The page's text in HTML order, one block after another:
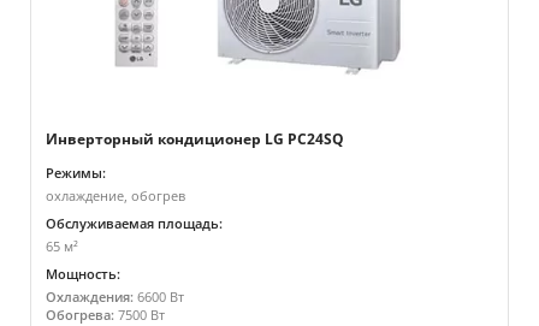
Инверторный кондиционер LG PC24SQ
Режимы:
охлаждение, обогрев
Обслуживаемая площадь:
65 м²
Мощность:
Охлаждения: 6600 Вт
Обогрева: 7500 Вт